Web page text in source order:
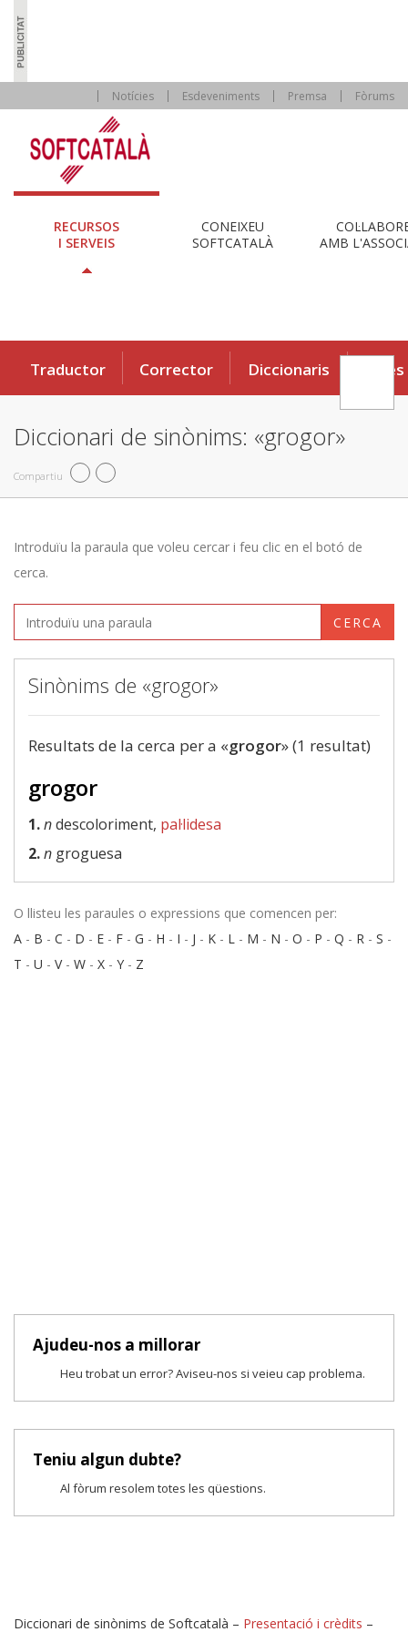
Notícies Esdeveniments Premsa Fòrums
RECURSOS
I SERVEIS
CONEIXEU
SOFTCATALÀ
AMB
Traductor Corrector Diccionaris Eines
Diccionari de sinònims: «grogor»
Compartiu
Introduïu la paraula que voleu cercar i feu clic en el botó de
cerca.
CERCA
Sinònims de «grogor»
Resultats de la cerca per a «grogor» (1 resultat)
grogor
1.ndescoloriment, pal·lidesa
2.n groguesa
O llisteu les paraules o expressions que comencen per:
A - B - C - D - E - F - G - H - I - J - K - L - M - N - O - P - Q - R - S -
T - U - V- W - X - Y - Z
Ajudeu-nos a millorar
Heu trobat un error? Aviseu-nos si veieu cap problema.
Teniu algun dubte?
Al fòrum resolem totes les qüestions.
Diccionari de sinònims de Softcatalà – Presentació i crèdits –